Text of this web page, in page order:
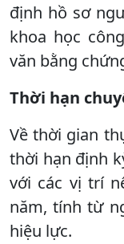
định hồ sơ
khoa học
văn bằng
Thời hạn
Về thời gian
thời hạn định
với các vị trí
năm, tính từ
hiệu lực.